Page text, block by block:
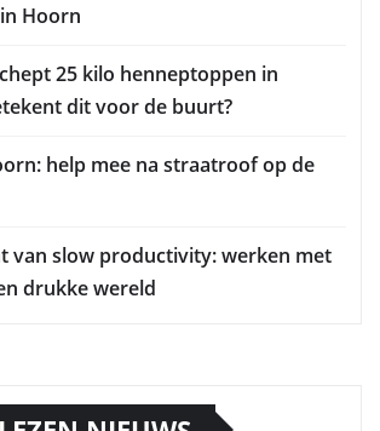
Hoorn
25 kilo henneptoppen in
dit voor de buurt?
help mee na straatroof op de
van slow productivity: werken met
drukke wereld